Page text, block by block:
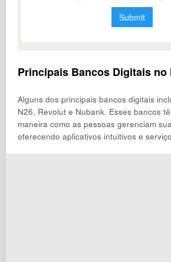
Principais Bancos Digitais no
Alguns dos principais bancos digitais
N26, Revolut e Nubank. Esses bancos
maneira como as pessoas gerenciam
oferecendo aplicativos intuitivos e